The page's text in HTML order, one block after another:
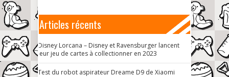
Articles récents
Disney Lorcana – Disney et Ravensburger lancent
leur jeu de cartes à collectionner en 2023
Test du robot aspirateur Dreame D9 de Xiaomi